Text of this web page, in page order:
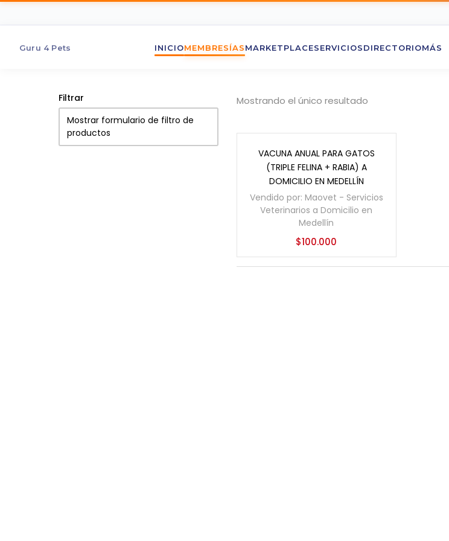
Guru 4 Pets INICIOMEMBRESÍASMARKETPLACESERVICIOSDIRECTORIOMÁS
Mostrando el único resultado
VACUNA ANUAL PARA GATOS
(TRIPLE FELINA + RABIA) A
DOMICILIO EN MEDELLÍN
Vendido por: Maovet - Servicios
Veterinarios a Domicilio en
Medellín
$100.000
Filtrar
Mostrar formulario de filtro de
productos